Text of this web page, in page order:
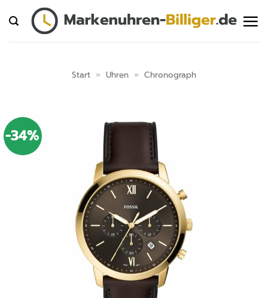
Inhalt
springen
Start » Uhren » Chronograph
-34%